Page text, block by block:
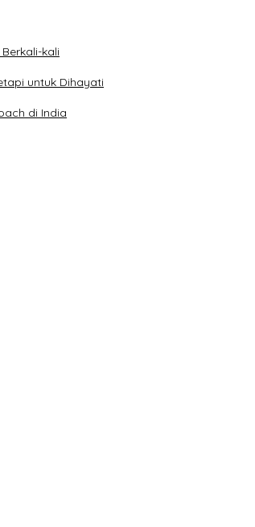
kali
untuk Dihayati
di India